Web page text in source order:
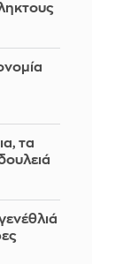
τα